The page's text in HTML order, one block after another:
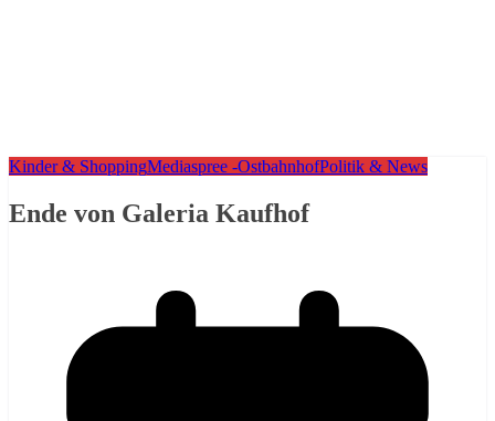
Kinder & ShoppingMediaspree -OstbahnhofPolitik & News
Ende von Galeria Kaufhof